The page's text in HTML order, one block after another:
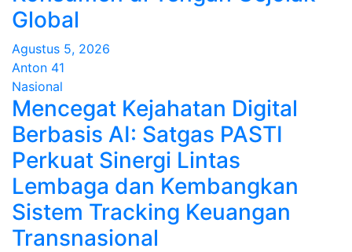
Global
Agustus 5, 2026
Anton 41
Nasional
Mencegat Kejahatan Digital
Berbasis AI: Satgas PASTI
Perkuat Sinergi Lintas
Lembaga dan Kembangkan
Sistem Tracking Keuangan
Transnasional